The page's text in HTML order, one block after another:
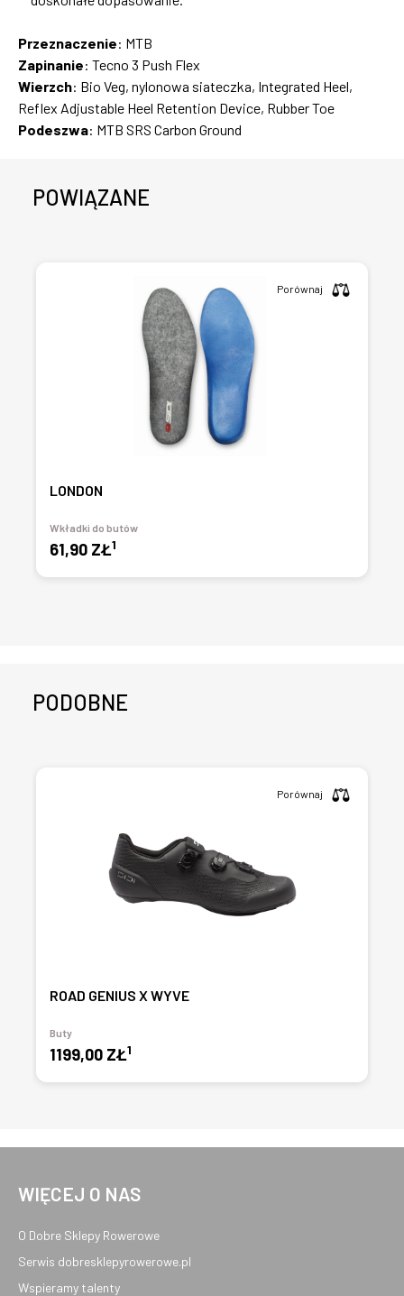
Przeznaczenie: MTB
Zapinanie: Tecno 3 Push Flex
Wierzch: Bio Veg, nylonowa siateczka, Integrated Heel,
Reflex Adjustable Heel Retention Device, Rubber Toe
Podeszwa: MTB SRS Carbon Ground
POWIĄZANE
LONDON
Wkładki do butów
61,90 ZŁ1
Porównaj
PODOBNE
ROAD GENIUS X WYVE
Buty
1199,00 ZŁ1
Porównaj
WIĘCEJ O NAS
O Dobre Sklepy Rowerowe
Serwis dobresklepyrowerowe.pl
Wspieramy talenty